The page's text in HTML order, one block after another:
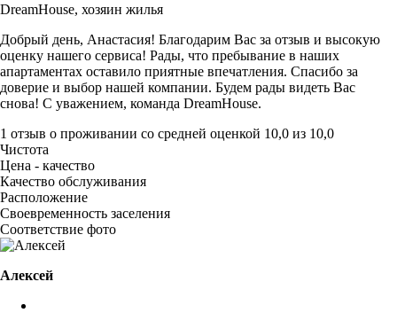
DreamHouse, хозяин жилья
Добрый день, Анастасия! Благодарим Вас за отзыв и высокую
оценку нашего сервиса! Рады, что пребывание в наших
апартаментах оставило приятные впечатления. Спасибо за
доверие и выбор нашей компании. Будем рады видеть Вас
снова! С уважением, команда DreamHouse.
1 отзыв о проживании со средней оценкой 10,0 из 10,0
Чистота
Цена - качество
Качество обслуживания
Расположение
Своевременность заселения
Соответствие фото
Алексей